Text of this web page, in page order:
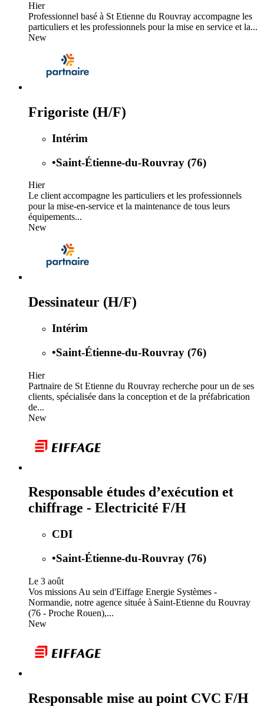
Hier
Professionnel basé à St Etienne du Rouvray accompagne les
particuliers et les professionnels pour la mise en service et la...
New
Frigoriste (H/F)
Intérim
•Saint-Étienne-du-Rouvray (76)
Hier
Le client accompagne les particuliers et les professionnels
pour la mise-en-service et la maintenance de tous leurs
équipements...
New
Dessinateur (H/F)
Intérim
•Saint-Étienne-du-Rouvray (76)
Hier
Partnaire de St Etienne du Rouvray recherche pour un de ses
clients, spécialisée dans la conception et de la préfabrication
de...
New
Responsable études d’exécution et
chiffrage - Electricité F/H
CDI
•Saint-Étienne-du-Rouvray (76)
Le 3 août
Vos missions Au sein d'Eiffage Energie Systèmes -
Normandie, notre agence située à Saint-Etienne du Rouvray
(76 - Proche Rouen),...
New
Responsable mise au point CVC F/H